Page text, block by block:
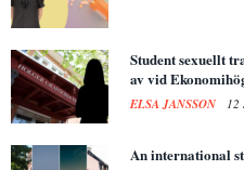
Student sexuellt
av vid
ELSA JANSSON 12
An international